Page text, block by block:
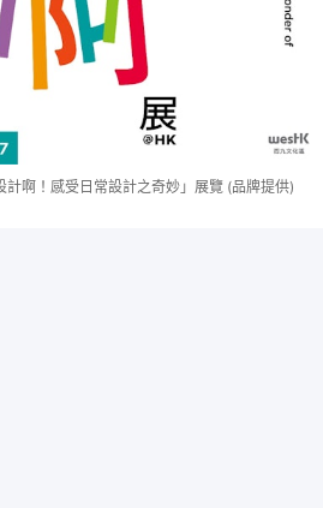
啊！感受日常設計之奇妙」展覽 (品牌提供)